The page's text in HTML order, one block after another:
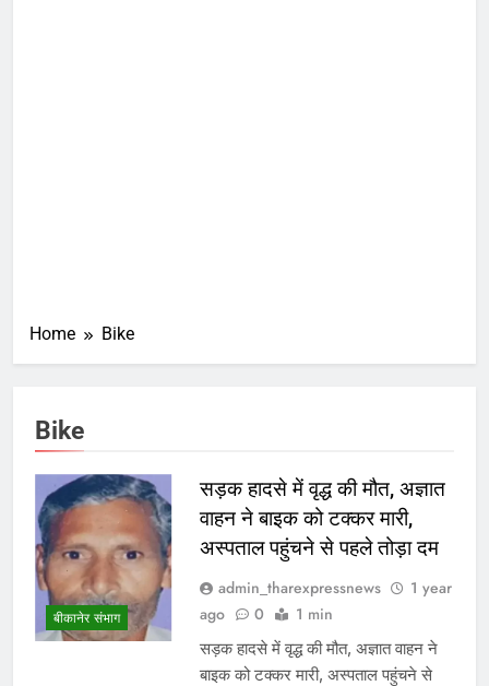
Home Bike
Bike
बीकानेर संभाग
सड़क हादसे में वृद्ध की मौत, अज्ञात
वाहन ने बाइक को टक्कर मारी,
अस्पताल पहुंचने से पहले तोड़ा दम
admin_tharexpressnews
1 year
ago
0 1 min
सड़क हादसे में वृद्ध की मौत, अज्ञात वाहन ने
बाइक को टक्कर मारी, अस्पताल पहुंचने से